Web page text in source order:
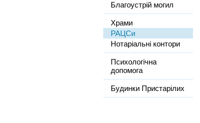
Благоустрій могил
Храми
РАЦСи
Нотаріальні контори
Психологічна
допомога
Будинки Пристарілих